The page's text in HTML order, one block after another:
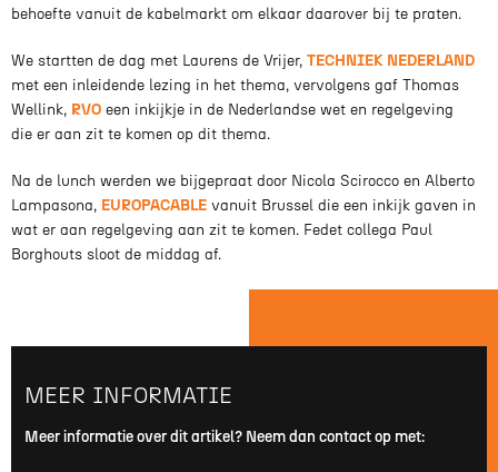
behoefte vanuit de kabelmarkt om elkaar daarover bij te praten.
We startten de dag met Laurens de Vrijer, TECHNIEK NEDERLAND
met een inleidende lezing in het thema, vervolgens gaf Thomas
Wellink, RVO een inkijkje in de Nederlandse wet en regelgeving
die er aan zit te komen op dit thema.
Na de lunch werden we bijgepraat door Nicola Scirocco en Alberto
Lampasona, EUROPACABLE vanuit Brussel die een inkijk gaven in
wat er aan regelgeving aan zit te komen. Fedet collega Paul
Borghouts sloot de middag af.
MEER INFORMATIE
Meer informatie over dit artikel? Neem dan contact op met: